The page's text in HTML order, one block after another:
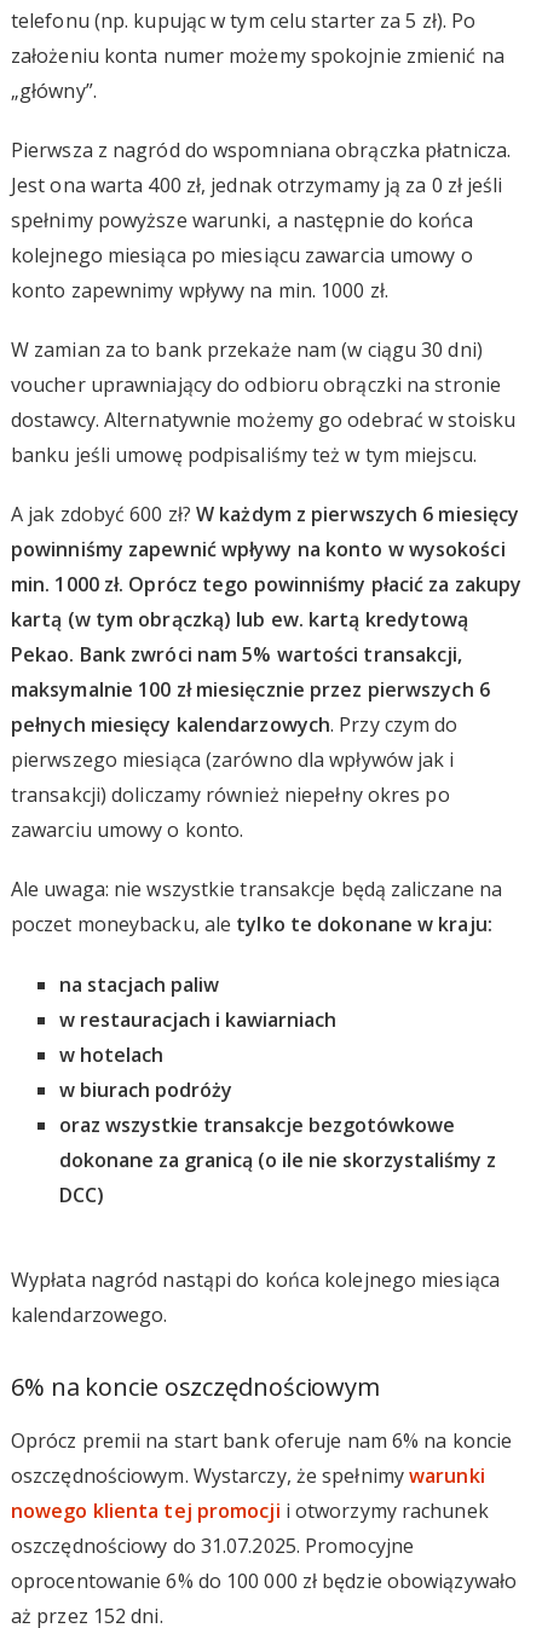
telefonu (np. kupując w tym celu starter za 5 zł). Po
założeniu konta numer możemy spokojnie zmienić na
„główny”.
Pierwsza z nagród do wspomniana obrączka płatnicza.
Jest ona warta 400 zł, jednak otrzymamy ją za 0 zł jeśli
spełnimy powyższe warunki, a następnie do końca
kolejnego miesiąca po miesiącu zawarcia umowy o
konto zapewnimy wpływy na min. 1000 zł.
W zamian za to bank przekaże nam (w ciągu 30 dni)
voucher uprawniający do odbioru obrączki na stronie
dostawcy. Alternatywnie możemy go odebrać w stoisku
banku jeśli umowę podpisaliśmy też w tym miejscu.
A jak zdobyć 600 zł?W każdym z pierwszych 6 miesięcy
powinniśmy zapewnić wpływy na konto w wysokości
min. 1000 zł. Oprócz tego powinniśmy płacić za zakupy
kartą (w tym obrączką) lub ew. kartą kredytową
Pekao. Bank zwróci nam 5% wartości transakcji,
maksymalnie 100 zł miesięcznie przez pierwszych 6
pełnych miesięcy kalendarzowych. Przy czym do
pierwszego miesiąca (zarówno dla wpływów jak i
transakcji) doliczamy również niepełny okres po
zawarciu umowy o konto.
Ale uwaga: nie wszystkie transakcje będą zaliczane na
poczet moneybacku, ale tylko te dokonane w kraju:
na stacjach paliw
w restauracjach i kawiarniach
w hotelach
w biurach podróży
oraz wszystkie transakcje bezgotówkowe
dokonane za granicą (o ile nie skorzystaliśmy z
DCC)
Wypłata nagród nastąpi do końca kolejnego miesiąca
kalendarzowego.
6% na koncie oszczędnościowym
Oprócz premii na start bank oferuje nam 6% na koncie
oszczędnościowym. Wystarczy, że spełnimywarunki
nowego klienta tej promocji i otworzymy rachunek
oszczędnościowy do 31.07.2025. Promocyjne
oprocentowanie 6% do 100 000 zł będzie obowiązywało
aż przez 152 dni.